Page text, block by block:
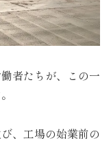
者たちが、この一
、工場の始業前の